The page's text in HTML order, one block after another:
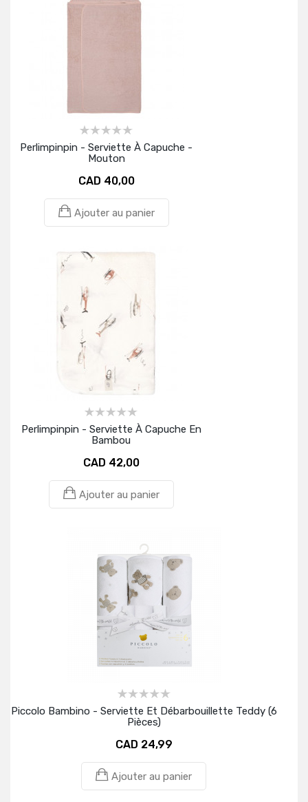
Perlimpinpin - Serviette À Capuche -
Mouton
CAD 40,00
Ajouter au panier
Perlimpinpin - Serviette À Capuche En
Bambou
CAD 42,00
Ajouter au panier
Piccolo Bambino - Serviette Et Débarbouillette Teddy (6
Pièces)
CAD 24,99
Ajouter au panier